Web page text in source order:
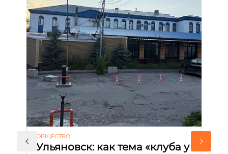
ОБЩЕСТВО
Ульяновск: как тема «клуба у